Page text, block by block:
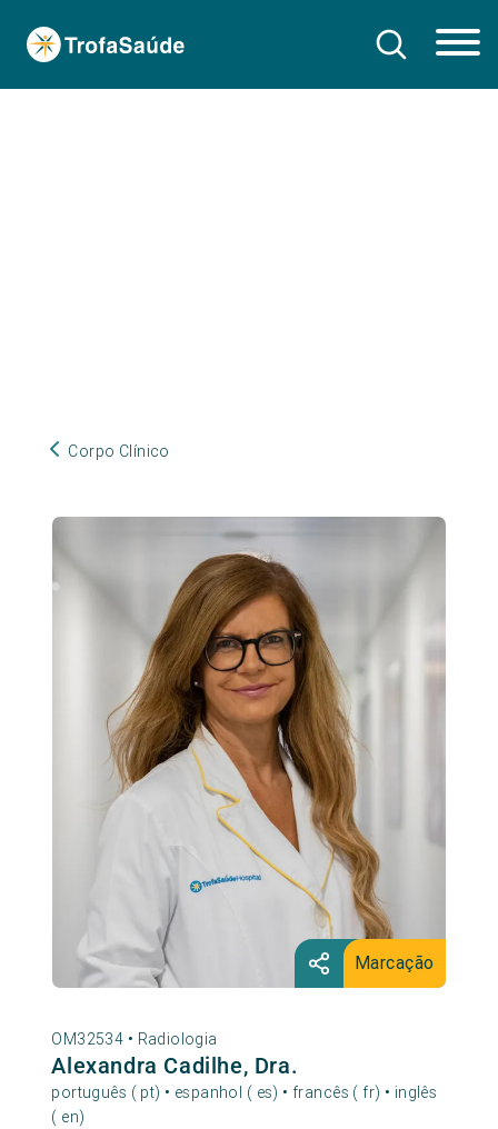
Corpo Clínico
Marcação
OM32534 • Radiologia
Alexandra Cadilhe, Dra.
português ( pt) • espanhol ( es) • francês ( fr) • inglês
( en)